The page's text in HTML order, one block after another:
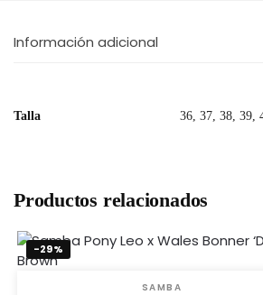
Información adicional
Talla 36, 37, 38, 39,
Productos relacionados
-29%
SAMBA